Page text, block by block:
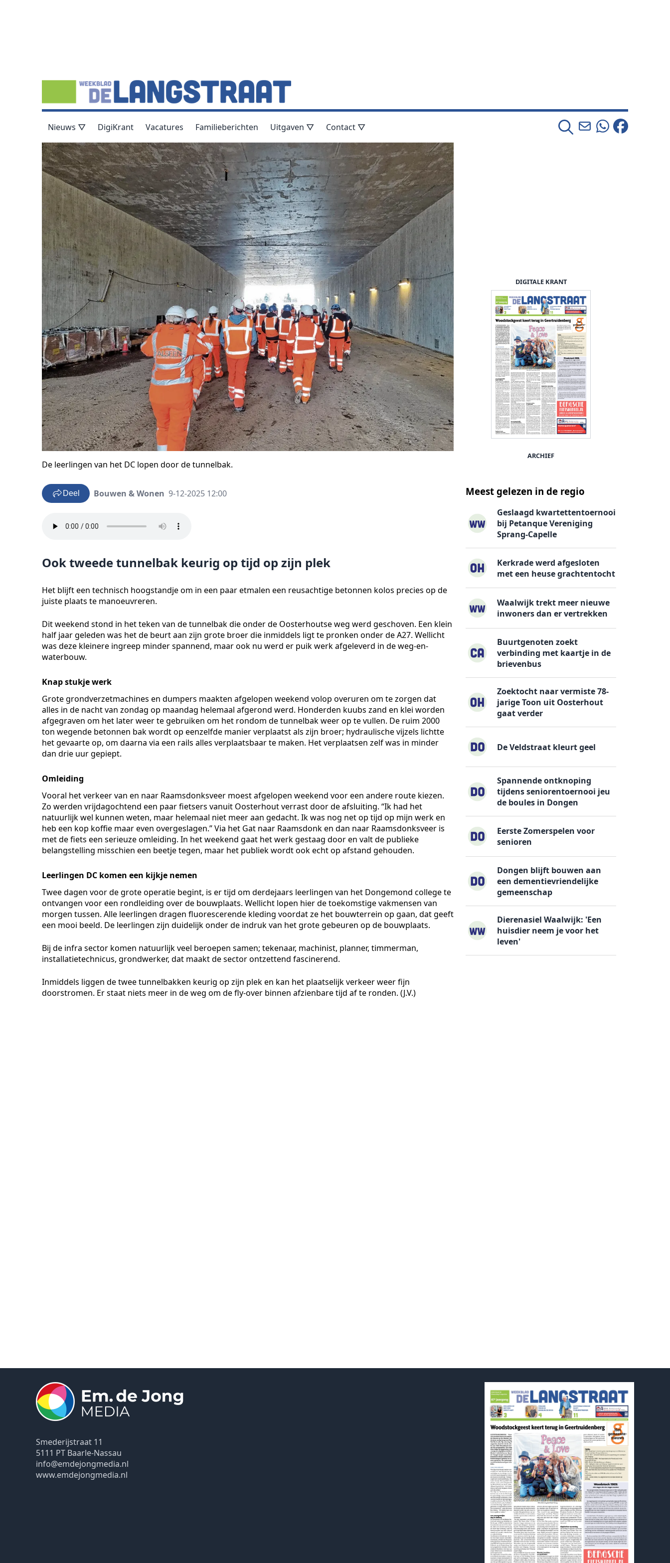
Nieuws ▽ DigiKrant Vacatures Familieberichten Uitgaven ▽ Contact ▽
De leerlingen van het DC lopen door de tunnelbak.
Deel Bouwen & Wonen 9-12-2025 12:00
Ook tweede tunnelbak keurig op tijd op zijn plek
Het blijft een technisch hoogstandje om in een paar etmalen een reusachtige betonnen kolos precies op de
juiste plaats te manoeuvreren.
Dit weekend stond in het teken van de tunnelbak die onder de Oosterhoutse weg werd geschoven. Een klein
half jaar geleden was het de beurt aan zijn grote broer die inmiddels ligt te pronken onder de A27. Wellicht
was deze kleinere ingreep minder spannend, maar ook nu werd er puik werk afgeleverd in de weg-en-
waterbouw.
Knap stukje werk
Grote grondverzetmachines en dumpers maakten afgelopen weekend volop overuren om te zorgen dat
alles in de nacht van zondag op maandag helemaal afgerond werd. Honderden kuubs zand en klei worden
afgegraven om het later weer te gebruiken om het rondom de tunnelbak weer op te vullen. De ruim 2000
ton wegende betonnen bak wordt op eenzelfde manier verplaatst als zijn broer; hydraulische vijzels lichtte
het gevaarte op, om daarna via een rails alles verplaatsbaar te maken. Het verplaatsen zelf was in minder
dan drie uur gepiept.
Omleiding
Vooral het verkeer van en naar Raamsdonksveer moest afgelopen weekend voor een andere route kiezen.
Zo werden vrijdagochtend een paar fietsers vanuit Oosterhout verrast door de afsluiting. “Ik had het
natuurlijk wel kunnen weten, maar helemaal niet meer aan gedacht. Ik was nog net op tijd op mijn werk en
heb een kop koffie maar even overgeslagen.” Via het Gat naar Raamsdonk en dan naar Raamsdonksveer is
met de fiets een serieuze omleiding. In het weekend gaat het werk gestaag door en valt de publieke
belangstelling misschien een beetje tegen, maar het publiek wordt ook echt op afstand gehouden.
Leerlingen DC komen een kijkje nemen
Twee dagen voor de grote operatie begint, is er tijd om derdejaars leerlingen van het Dongemond college te
ontvangen voor een rondleiding over de bouwplaats. Wellicht lopen hier de toekomstige vakmensen van
morgen tussen. Alle leerlingen dragen fluorescerende kleding voordat ze het bouwterrein op gaan, dat geeft
een mooi beeld. De leerlingen zijn duidelijk onder de indruk van het grote gebeuren op de bouwplaats.
Bij de infra sector komen natuurlijk veel beroepen samen; tekenaar, machinist, planner, timmerman,
installatietechnicus, grondwerker, dat maakt de sector ontzettend fascinerend.
Inmiddels liggen de twee tunnelbakken keurig op zijn plek en kan het plaatselijk verkeer weer fijn
doorstromen. Er staat niets meer in de weg om de fly-over binnen afzienbare tijd af te ronden. (J.V.)
DIGITALE KRANT
ARCHIEF
Meest gelezen in de regio
Geslaagd kwartettentoernooi
bij Petanque Vereniging
Sprang-Capelle
Kerkrade werd afgesloten
met een heuse grachtentocht
Waalwijk trekt meer nieuwe
inwoners dan er vertrekken
Buurtgenoten zoekt
verbinding met kaartje in de
brievenbus
Zoektocht naar vermiste 78-
jarige Toon uit Oosterhout
gaat verder
De Veldstraat kleurt geel
Spannende ontknoping
tijdens seniorentoernooi jeu
de boules in Dongen
Eerste Zomerspelen voor
senioren
Dongen blijft bouwen aan
een dementievriendelijke
gemeenschap
Dierenasiel Waalwijk: 'Een
huisdier neem je voor het
leven'
Smederijstraat 11
5111 PT Baarle-Nassau
info@emdejongmedia.nl
www.emdejongmedia.nl